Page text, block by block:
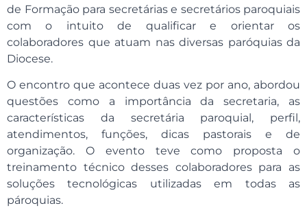
de Formação para secretárias e secretários paroquiais
com o intuito de qualificar e orientar os
colaboradores que atuam nas diversas paróquias da
Diocese.
O encontro que acontece duas vez por ano, abordou
questões como a importância da secretaria, as
características da secretária paroquial, perfil,
atendimentos, funções, dicas pastorais e de
organização. O evento teve como proposta o
treinamento técnico desses colaboradores para as
soluções tecnológicas utilizadas em todas as
pároquias.